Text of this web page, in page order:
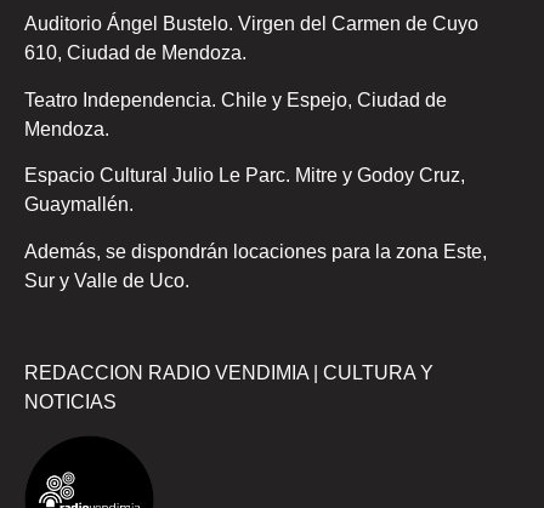
Auditorio Ángel Bustelo. Virgen del Carmen de Cuyo
610, Ciudad de Mendoza.
Teatro Independencia. Chile y Espejo, Ciudad de
Mendoza.
Espacio Cultural Julio Le Parc. Mitre y Godoy Cruz,
Guaymallén.
Además, se dispondrán locaciones para la zona Este,
Sur y Valle de Uco.
REDACCION RADIO VENDIMIA | CULTURA Y
NOTICIAS